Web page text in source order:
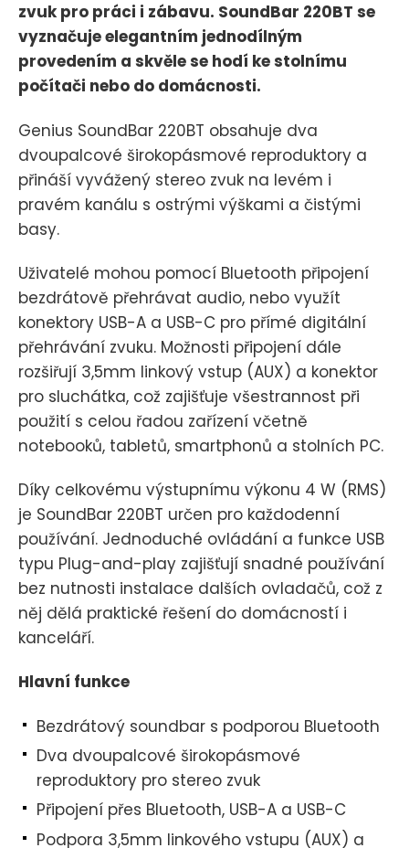
zvuk pro práci i zábavu. SoundBar 220BT se
vyznačuje elegantním jednodílným
provedením a skvěle se hodí ke stolnímu
počítači nebo do domácnosti.
Genius SoundBar 220BT obsahuje dva
dvoupalcové širokopásmové reproduktory a
přináší vyvážený stereo zvuk na levém i
pravém kanálu s ostrými výškami a čistými
basy.
Uživatelé mohou pomocí Bluetooth připojení
bezdrátově přehrávat audio, nebo využít
konektory USB-A a USB-C pro přímé digitální
přehrávání zvuku. Možnosti připojení dále
rozšiřují 3,5mm linkový vstup (AUX) a konektor
pro sluchátka, což zajišťuje všestrannost při
použití s celou řadou zařízení včetně
notebooků, tabletů, smartphonů a stolních PC.
Díky celkovému výstupnímu výkonu 4 W (RMS)
je SoundBar 220BT určen pro každodenní
používání. Jednoduché ovládání a funkce USB
typu Plug-and-play zajišťují snadné používání
bez nutnosti instalace dalších ovladačů, což z
něj dělá praktické řešení do domácností i
kanceláří.
Hlavní funkce
Bezdrátový soundbar s podporou Bluetooth
Dva dvoupalcové širokopásmové
reproduktory pro stereo zvuk
Připojení přes Bluetooth, USB-A a USB-C
Podpora 3,5mm linkového vstupu (AUX) a